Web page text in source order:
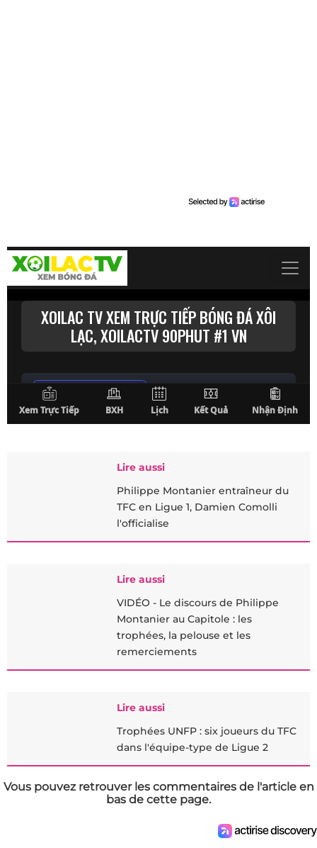
Lire aussi
Philippe Montanier entraîneur du
TFC en Ligue 1, Damien Comolli
l'officialise
Lire aussi
VIDÉO - Le discours de Philippe
Montanier au Capitole : les
trophées, la pelouse et les
remerciements
Lire aussi
Trophées UNFP : six joueurs du TFC
dans l'équipe-type de Ligue 2
Vous pouvez retrouver les commentaires de l'article en
bas de cette page.